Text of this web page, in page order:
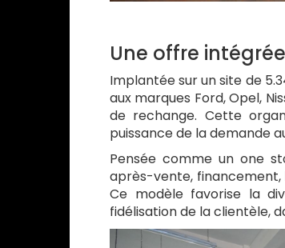
Une offre
Implantée sur un site de
aux marques Ford, Opel,
de rechange. Cette
puissance de la demande
Pensée comme un one
après-vente, financement,
Ce modèle favorise la
fidélisation de la clientèle,